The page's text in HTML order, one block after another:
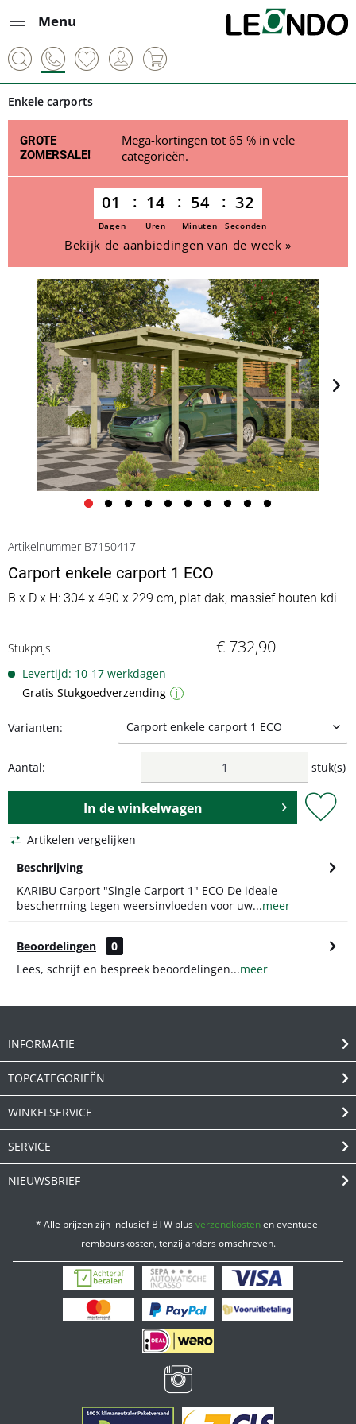
Menu
Enkele carports
GROTE
ZOMERSALE!
Mega-kortingen tot 65 % in vele
categorieën.
01 14 54 32
Dagen Uren Minuten Seconden
Bekijk de aanbiedingen van de week »
Artikelnummer B7150417
Carport enkele carport 1 ECO
B x D x H: 304 x 490 x 229 cm, plat dak, massief houten kdi
Stukprijs € 732,90
Levertijd: 10-17 werkdagen
Gratis Stukgoedverzending
i
Varianten:
Aantal: stuk(s)
In dewinkelwagen
Artikelen vergelijken
Beschrijving
KARIBU Carport "Single Carport 1" ECO De ideale
bescherming tegen weersinvloeden voor uw...meer
Beoordelingen
0
Lees, schrijf en bespreek beoordelingen...meer
INFORMATIE
TOPCATEGORIEËN
WINKELSERVICE
SERVICE
NIEUWSBRIEF
* Alle prijzen zijn inclusief BTW plusverzendkostenen eventueel
rembourskosten, tenzij anders omschreven.